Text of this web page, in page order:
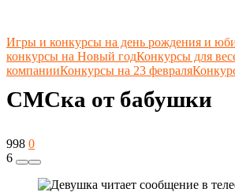
Игры и конкурсы на день рождения и
конкурсы на Новый годКонкурсы для
компанииКонкурсы на 23 февраля
СМСка от бабушки
998 0
6